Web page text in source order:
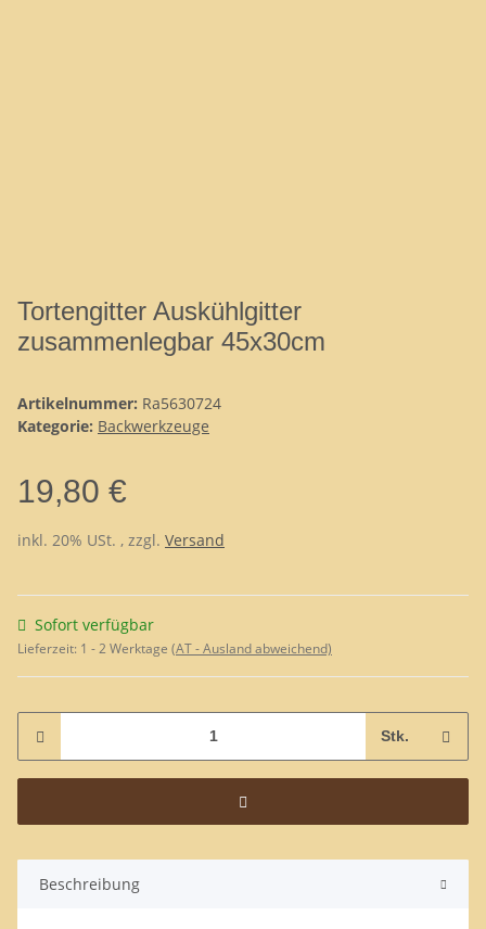
Tortengitter Auskühlgitter
zusammenlegbar 45x30cm
Artikelnummer: Ra5630724
Kategorie: Backwerkzeuge
19,80 €
inkl. 20% USt. , zzgl. Versand
Sofort verfügbar
Lieferzeit: 1 - 2 Werktage (AT - Ausland abweichend)
Stk.
Beschreibung